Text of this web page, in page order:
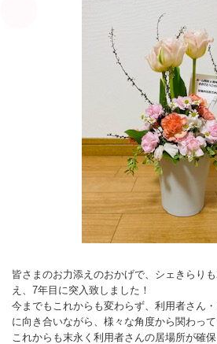
皆さまのお力添えのおかげで、シェきらり
え、7年目に突入致しました！
今までもこれからも変わらず、利用者さん
に向き合いながら、様々な角度から関わっ
これからも末永く利用者さんの居場所が確